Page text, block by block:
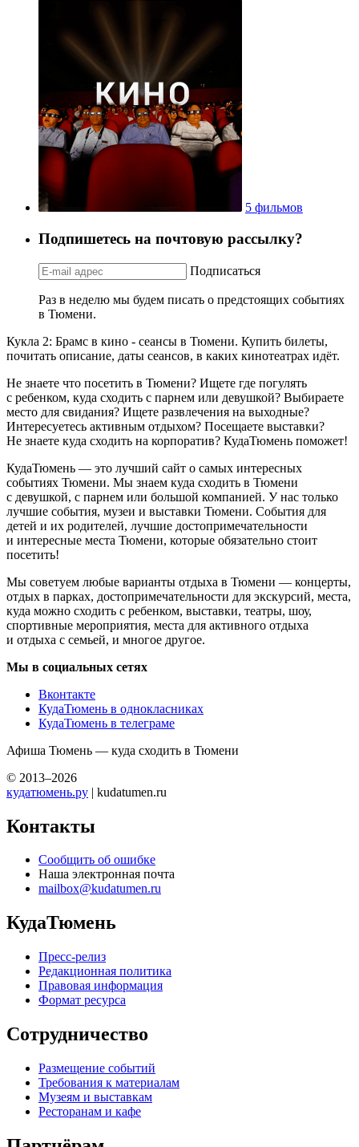
5 фильмов
Подпишетесь на почтовую рассылку?
Подписаться
Раз в неделю мы будем писать о предстоящих событиях
в Тюмени.
Кукла 2: Брамс в кино - сеансы в Тюмени. Купить билеты,
почитать описание, даты сеансов, в каких кинотеатрах идёт.
Не знаете что посетить в Тюмени? Ищете где погулять
с ребенком, куда сходить с парнем или девушкой? Выбираете
место для свидания? Ищете развлечения на выходные?
Интересуетесь активным отдыхом? Посещаете выставки?
Не знаете куда сходить на корпоратив? КудаТюмень поможет!
КудаТюмень — это лучший сайт о самых интересных
событиях Тюмени. Мы знаем куда сходить в Тюмени
с девушкой, с парнем или большой компанией. У нас только
лучшие события, музеи и выставки Тюмени. События для
детей и их родителей, лучшие достопримечательности
и интересные места Тюмени, которые обязательно стоит
посетить!
Мы советуем любые варианты отдыха в Тюмени — концерты,
отдых в парках, достопримечательности для экскурсий, места,
куда можно сходить с ребенком, выставки, театры, шоу,
спортивные мероприятия, места для активного отдыха
и отдыха с семьей, и многое другое.
Мы в социальных сетях
Вконтакте
КудаТюмень в однокласниках
КудаТюмень в телеграме
Афиша Тюмень — куда сходить в Тюмени
© 2013–2026
кудатюмень.ру | kudatumen.ru
Контакты
Сообщить об ошибке
Наша электронная почта
mailbox@kudatumen.ru
КудаТюмень
Пресс-релиз
Редакционная политика
Правовая информация
Формат ресурса
Сотрудничество
Размещение событий
Требования к материалам
Музеям и выставкам
Ресторанам и кафе